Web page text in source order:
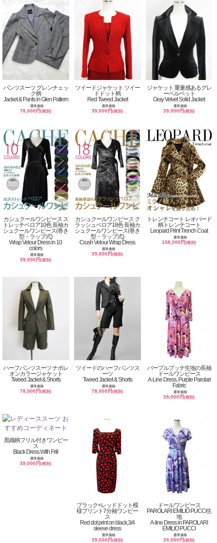
パンツスーツ グレンチェッ
ク柄
Jacket & Pants in Glen Pattern
通常価格
78,000円(税別)
ツイードジャケット ツイー
ドドット柄
Red Tweed Jacket
通常価格
39,000円(税別)
ジャケット 重量感あるグレ
ーベルベット
Gray Velvet Solid Jacket
通常価格
39,000円(税別)
カシュクールワンピース ス
トレッチベロア10色 長袖カ
シュクールワンピース(巻き
型・ラップ式)
Wrap Velour Dress in 10
colors
通常価格
39,000円(税別)
カシュクールワンピース ク
ラッシュベロア18色 長袖カ
シュクールワンピース(巻き
型・ラップ式)
Crush Velour Wrap Dress
通常価格
39,000円(税別)
トレンチコート レオパード
柄トレンチコート
Leopard Print Trench Coat
通常価格
158,000円(税別)
ハーフパンツスーツ ナポレ
オンカラージャケット
Tweed Jacket & Shorts
通常価格
78,000円(税別)
ツイードのハーフパンツス
ーツ
Tweed Jacket & Shorts
通常価格
78,000円(税別)
パープルプッチ生地の長袖
ドールワンピース
A-Line Dress, Purple Parolari
Fabric
通常価格
39,000円(税別)
黒織柄フリル付きワンピー
ス
Black Dress With Frill
通常価格
39,000円(税別)
ブラック×レッドドット模
様プリント7分袖ワンピー
ス
Red dot print on black,3/4
sleeve dress
通常価格
39,000円(税別)
ドールワンピース
PAROLARI EMILIO PUCCI生
地
A-line Dress in PAROLARI
EMILIO PUCCI
通常価格
39,000円(税別)